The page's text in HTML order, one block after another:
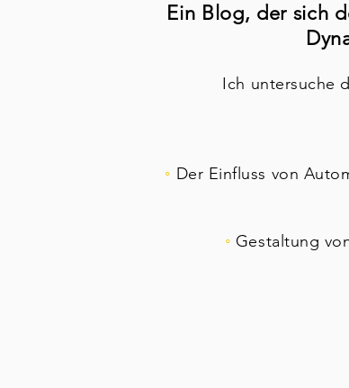
Ein Blog, der sich
Ich untersuche
◦ Der Einfluss von
◦ Gestaltung